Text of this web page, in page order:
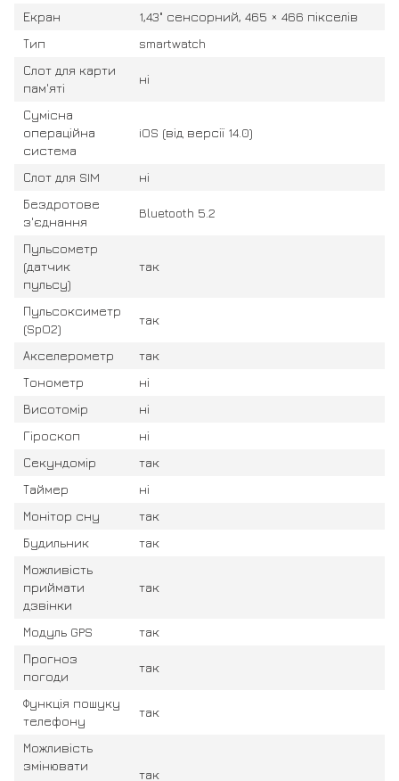
Екран
1,43" сенсорний, 465 × 466 пікселів
Тип
smartwatch
Слот для карти
пам'яті
ні
Сумісна
операційна
система
iOS (від версії 14.0)
Слот для SIM
ні
Бездротове
з'єднання
Bluetooth 5.2
Пульсометр
(датчик
пульсу)
так
Пульсоксиметр
(SpO2)
так
Акселерометр
так
Тонометр
ні
Висотомір
ні
Гіроскоп
ні
Секундомір
так
Таймер
ні
Монітор сну
так
Будильник
так
Можливість
приймати
дзвінки
так
Модуль GPS
так
Прогноз
погоди
так
Функція пошуку
телефону
так
Можливість
змінювати
так